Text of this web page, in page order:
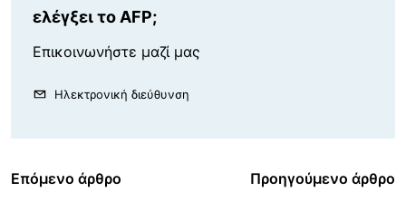
ελέγξει το AFP;
Επικοινωνήστε μαζί μας
Ηλεκτρονική διεύθυνση
Επόμενο άρθρο Προηγούμενο άρθρο